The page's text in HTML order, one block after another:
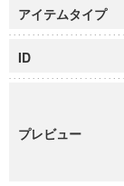
慶應義塾
慶應義塾大
博士課程
学術雑誌掲
アイテムタイプ
ID
プレビュー